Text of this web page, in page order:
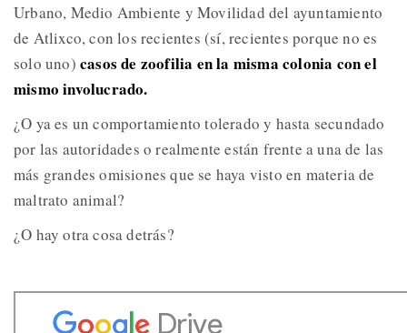
Urbano, Medio Ambiente y Movilidad del ayuntamiento
de Atlixco, con los recientes (sí, recientes porque no es
solo uno) casos de zoofilia en la misma colonia con el
mismo involucrado.
¿O ya es un comportamiento tolerado y hasta secundado
por las autoridades o realmente están frente a una de las
más grandes omisiones que se haya visto en materia de
maltrato animal?
¿O hay otra cosa detrás?